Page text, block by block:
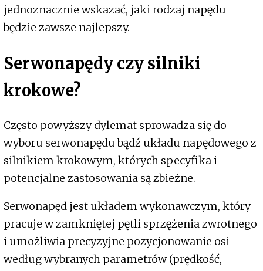
jednoznacznie wskazać, jaki rodzaj napędu
będzie zawsze najlepszy.
Serwonapędy czy silniki
krokowe?
Często powyższy dylemat sprowadza się do
wyboru serwonapędu bądź układu napędowego z
silnikiem krokowym, których specyfika i
potencjalne zastosowania są zbieżne.
Serwonapęd jest układem wykonawczym, który
pracuje w zamkniętej pętli sprzężenia zwrotnego
i umożliwia precyzyjne pozycjonowanie osi
według wybranych parametrów (prędkość,